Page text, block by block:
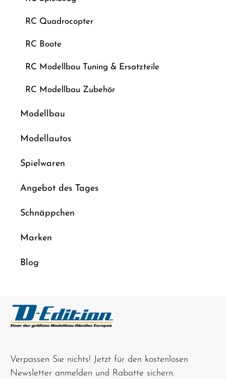
RC Quadrocopter
RC Boote
RC Modellbau Tuning & Ersatzteile
RC Modellbau Zubehör
Modellbau
Modellautos
Spielwaren
Angebot des Tages
Schnäppchen
Marken
Blog
Verpassen Sie nichts! Jetzt für den kostenlosen
Newsletter anmelden und Rabatte sichern.